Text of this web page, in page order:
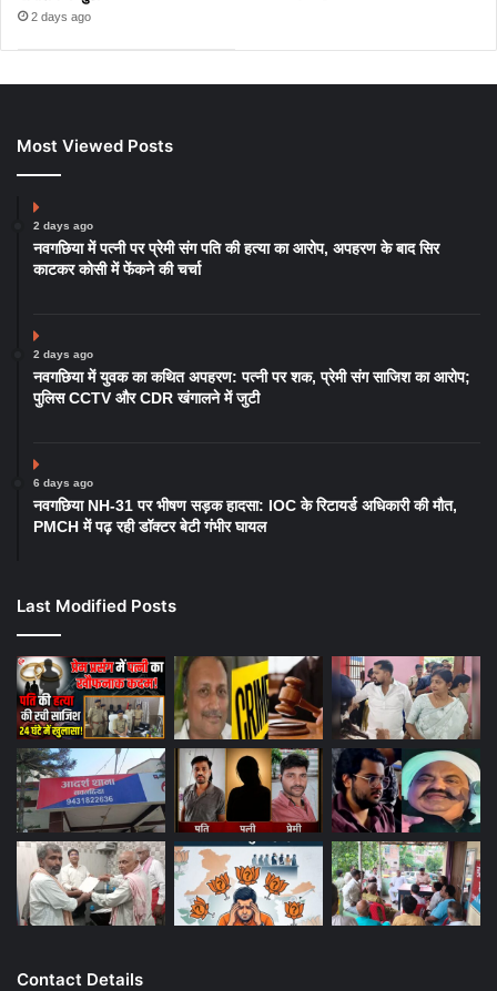
2 days ago
Most Viewed Posts
2 days ago
नवगछिया में पत्नी पर प्रेमी संग पति की हत्या का आरोप, अपहरण के बाद सिर
काटकर कोसी में फेंकने की चर्चा
2 days ago
नवगछिया में युवक का कथित अपहरण: पत्नी पर शक, प्रेमी संग साजिश का आरोप;
पुलिस CCTV और CDR खंगालने में जुटी
6 days ago
नवगछिया NH-31 पर भीषण सड़क हादसा: IOC के रिटायर्ड अधिकारी की मौत,
PMCH में पढ़ रही डॉक्टर बेटी गंभीर घायल
Last Modified Posts
Contact Details